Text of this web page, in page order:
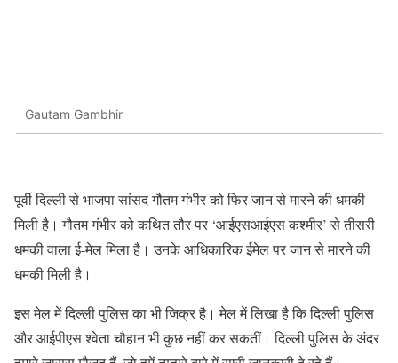
Gautam Gambhir
पूर्वी दिल्ली से भाजपा सांसद गौतम गंभीर को फिर जान से मारने की धमकी
मिली है। गौतम गंभीर को कथित तौर पर ‘आईएसआईएस कश्मीर’ से तीसरी
धमकी वाला ई-मेल मिला है। उनके आधिकारिक ईमेल पर जान से मारने की
धमकी मिली है।
इस मेल में दिल्ली पुलिस का भी जिक्र है। मेल में लिखा है कि दिल्ली पुलिस
और आईपीएस श्वेता चौहान भी कुछ नहीं कर सकतीं। दिल्ली पुलिस के अंदर